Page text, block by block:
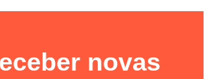
novas